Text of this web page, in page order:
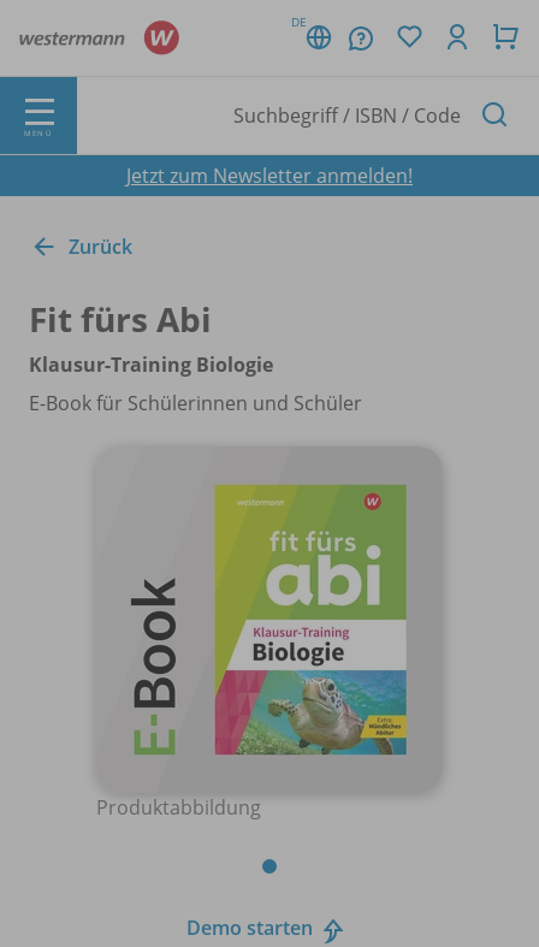
DE
MENÜ
Jetzt zum Newsletter anmelden!
Zurück
Fit fürs Abi
Klausur-Training Biologie
E-Book für Schülerinnen und Schüler
Produktabbildung
Demo starten